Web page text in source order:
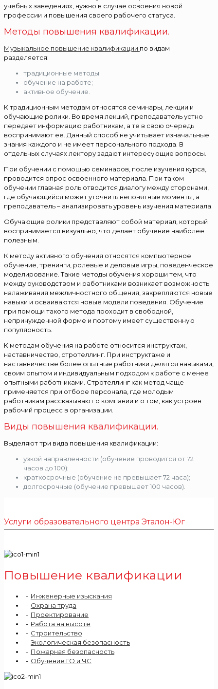
учебных заведениях, нужно в случае освоения новой
профессии и повышения своего рабочего статуса.
Методы повышения квалификации.
Музыкальное повышение квалификации по видам
разделяется:
традиционные методы;
обучение на работе;
активное обучение.
К традиционным методам относятся семинары, лекции и
обучающие ролики. Во время лекций, преподаватель устно
передает информацию работникам, а те в свою очередь
воспринимают ее. Данный способ не учитывает изначальные
знания каждого и не имеет персонального подхода. В
отдельных случаях лектору задают интересующие вопросы.
При обучении с помощью семинаров, после изучения курса,
проводится опрос освоенного материала. При таком
обучении главная роль отводится диалогу между сторонами,
где обучающийся может уточнить непонятные моменты, а
преподаватель – анализировать уровень изучения материала.
Обучающие ролики представляют собой материал, который
воспринимается визуально, что делает обучение наиболее
полезным.
К методу активного обучения относятся компьютерное
обучение, тренинги, ролевые и деловые игры, поведенческое
моделирование. Такие методы обучения хороши тем, что
между руководством и работниками возникает возможность
налаживания межличностного общения, закрепляются новые
навыки и осваиваются новые модели поведения. Обучение
при помощи такого метода проходит в свободной,
непринужденной форме и поэтому имеет существенную
популярность.
К методам обучения на работе относится инструктаж,
наставничество, стротеллинг. При инструктаже и
наставничестве более опытные работники делятся навыками,
своим опытом и индивидуальным подходом к работе с менее
опытными работниками. Стротеллинг как метод чаще
применяется при отборе персонала, где молодым
работникам рассказывают о компании и о том, как устроен
рабочий процесс в организации.
Виды повышения квалификации.
Выделяют три вида повышения квалификации:
узкой направленности (обучение проводится от 72
часов до 100);
краткосрочные (обучение не превышает 72 часа);
долгосрочные (обучение превышает 100 часов).
Услуги образовательного центра Эталон-Юг
Повышение квалификации
Инженерные изыскания
Охрана труда
Проектирование
Работа на высоте
Строительство
Экологическая безопасность
Пожарная безопасность
Обучение ГО и ЧС